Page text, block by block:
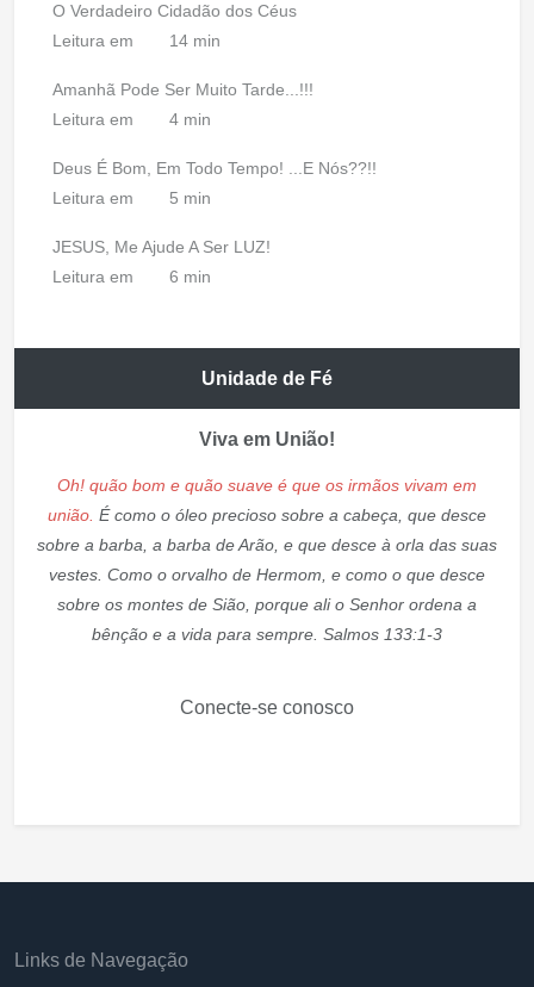
O Verdadeiro Cidadão dos Céus
Leitura em
14 min
Amanhã Pode Ser Muito Tarde...!!!
Leitura em
4 min
Deus É Bom, Em Todo Tempo! ...E Nós??!!
Leitura em
5 min
JESUS, Me Ajude A Ser LUZ!
Leitura em
6 min
Unidade de Fé
Viva em União!
Oh! quão bom e quão suave é que os irmãos vivam em
união. É como o óleo precioso sobre a cabeça, que desce
sobre a barba, a barba de Arão, e que desce à orla das suas
vestes. Como o orvalho de Hermom, e como o que desce
sobre os montes de Sião, porque ali o Senhor ordena a
bênção e a vida para sempre. Salmos 133:1-3
Conecte-se conosco
Links de Navegação